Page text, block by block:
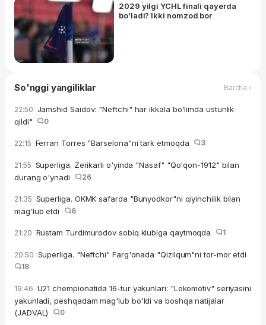
2029 yilgi YCHL finali qayerda
bo'ladi? Ikki nomzod bor
So'nggi yangiliklar Barcha ›
22:50 Jamshid Saidov: "Neftchi" har ikkala bo'limda ustunlik
qildi"
0
22:15 Ferran Torres "Barselona"ni tark etmoqda 3
21:55 Superliga. Zerikarli o'yinda "Nasaf" "Qo'qon-1912" bilan
durang o'ynadi
26
21:35 Superliga. OKMK safarda "Bunyodkor"ni qiyinchilik bilan
mag'lub etdi
6
21:20 Rustam Turdimurodov sobiq klubiga qaytmoqda 1
20:50 Superliga. "Neftchi" Farg'onada "Qizilqum"ni tor-mor etdi
18
19:46 U21 chempionatida 16-tur yakunlari: "Lokomotiv" seriyasini
yakunladi, peshqadam mag'lub bo'ldi va boshqa natijalar
(JADVAL)
0